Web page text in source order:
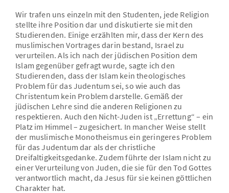
Wir trafen uns einzeln mit den Studenten, jede Religion
stellte ihre Position dar und diskutierte sie mit den
Studierenden. Einige erzählten mir, dass der Kern des
muslimischen Vortrages darin bestand, Israel zu
verurteilen. Als ich nach der jüdischen Position dem
Islam gegenüber gefragt wurde, sagte ich den
Studierenden, dass der Islam kein theologisches
Problem für das Judentum sei, so wie auch das
Christentum kein Problem darstelle. Gemäß der
jüdischen Lehre sind die anderen Religionen zu
respektieren. Auch den Nicht-Juden ist „Errettung“ – ein
Platz im Himmel – zugesichert. In mancher Weise stellt
der muslimische Monotheismus ein geringeres Problem
für das Judentum dar als der christliche
Dreifaltigkeitsgedanke. Zudem führte der Islam nicht zu
einer Verurteilung von Juden, die sie für den Tod Gottes
verantwortlich macht, da Jesus für sie keinen göttlichen
Charakter hat.